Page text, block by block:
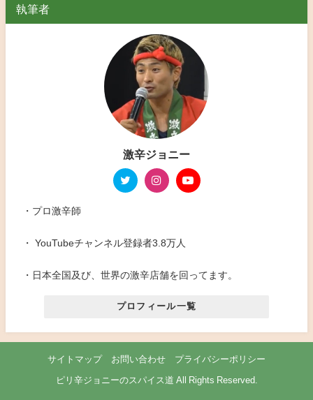
執筆者
激辛ジョニー
・プロ激辛師
・ YouTubeチャンネル登録者3.8万人
・日本全国及び、世界の激辛店舗を回ってます。
プロフィール一覧
サイトマップ お問い合わせ プライバシーポリシー
ピリ辛ジョニーのスパイス道 All Rights Reserved.